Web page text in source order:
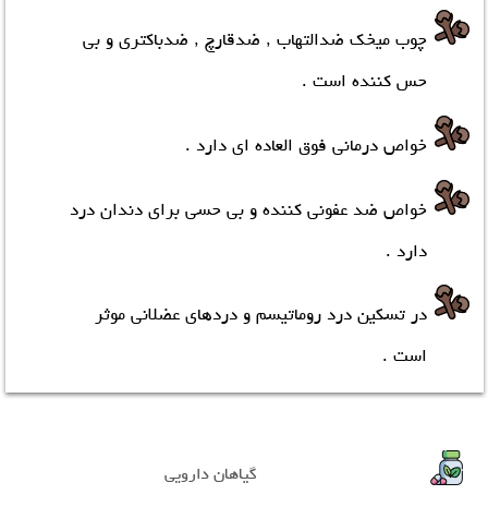
چوب میخک ضدالتهاب , ضدقارچ , ضدباکتری و بی
حس کننده است .
خواص درمانی فوق العاده ای دارد .
خواص ضد عفونی کننده و بی حسی برای دندان درد
دارد .
در تسکین درد روماتیسم و دردهای عضلانی موثر
است .
گیاهان دارویی